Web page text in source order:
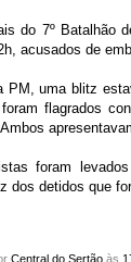
do 7º Batalhão
acusados de
PM, uma blitz
flagrados
foram
dos detidos que
Central do Sertão às